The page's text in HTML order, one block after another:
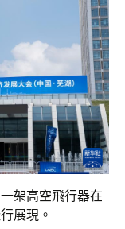
架高空飛行器在
展現。